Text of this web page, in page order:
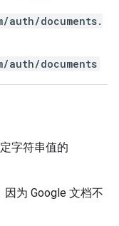
auth/documents.
auth/documents
字符串值的
为 Google 文档不